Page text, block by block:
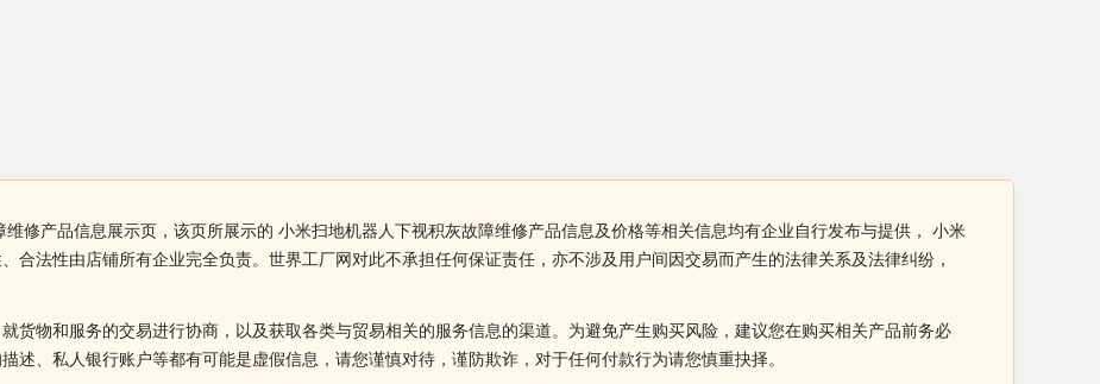
修产品信息展示页，该页所展示的 小米扫地机器人下视积灰故障维修产品信息及价格等相关信息均有企业自行发布与提供， 小米
合法性由店铺所有企业完全负责。世界工厂网对此不承担任何保证责任，亦不涉及用户间因交易而产生的法律关系及法律纠纷，
货物和服务的交易进行协商，以及获取各类与贸易相关的服务信息的渠道。为避免产生购买风险，建议您在购买相关产品前务必
述、私人银行账户等都有可能是虚假信息，请您谨慎对待，谨防欺诈，对于任何付款行为请您慎重抉择。